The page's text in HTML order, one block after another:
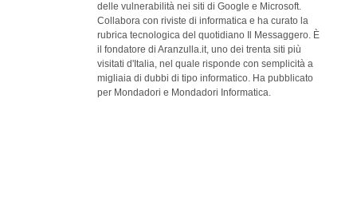
delle vulnerabilità nei siti di Google e Microsoft.
Collabora con riviste di informatica e ha curato la
rubrica tecnologica del quotidiano Il Messaggero. È
il fondatore di Aranzulla.it, uno dei trenta siti più
visitati d'Italia, nel quale risponde con semplicità a
migliaia di dubbi di tipo informatico. Ha pubblicato
per Mondadori e Mondadori Informatica.